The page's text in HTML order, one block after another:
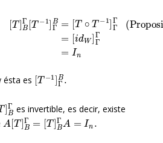
T]BΓ[T 1]Γ B= [T ∘T− ]ΓΓ =
ésta es
[T− 1]Γ
]B
es invertible, es decir, existe
A[T]BΓ=[T]BΓ A= In.